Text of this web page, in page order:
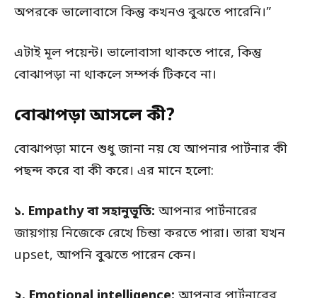
অপরকে ভালোবাসে কিন্তু কখনও বুঝতে পারেনি।”
এটাই মূল পয়েন্ট। ভালোবাসা থাকতে পারে, কিন্তু
বোঝাপড়া না থাকলে সম্পর্ক টিকবে না।
বোঝাপড়া আসলে কী?
বোঝাপড়া মানে শুধু জানা নয় যে আপনার পার্টনার কী
পছন্দ করে বা কী করে। এর মানে হলো:
১. Empathy বা সহানুভূতি: আপনার পার্টনারের
জায়গায় নিজেকে রেখে চিন্তা করতে পারা। তারা যখন
upset, আপনি বুঝতে পারেন কেন।